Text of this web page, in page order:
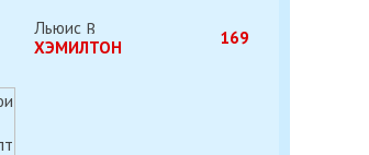
Льюис
ХЭМИЛТОН
169